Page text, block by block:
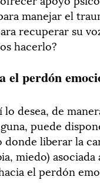
manejar el
recuperar su
hacerlo?
el perdón
lo desea, de
puede
donde liberar la
miedo) asociada
el perdón